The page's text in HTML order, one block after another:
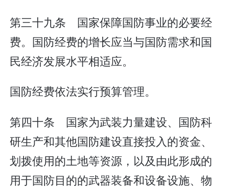
第三十九条 国家保障国防事业的必要经
费。国防经费的增长应当与国防需求和国
民经济发展水平相适应。
国防经费依法实行预算管理。
第四十条 国家为武装力量建设、国防科
研生产和其他国防建设直接投入的资金、
划拨使用的土地等资源，以及由此形成的
用于国防目的的武器装备和设备设施、物